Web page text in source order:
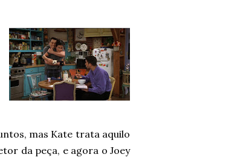
mas Kate trata aquilo
da peça, e agora o Joey